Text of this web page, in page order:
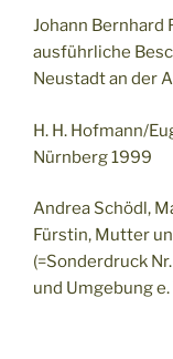
Johann Bernhard
ausführliche
Neustadt an der
H. H. Hofmann/
Nürnberg 1999
Andrea Schödl,
Fürstin, Mutter
(=Sonderdruck
und Umgebung e.